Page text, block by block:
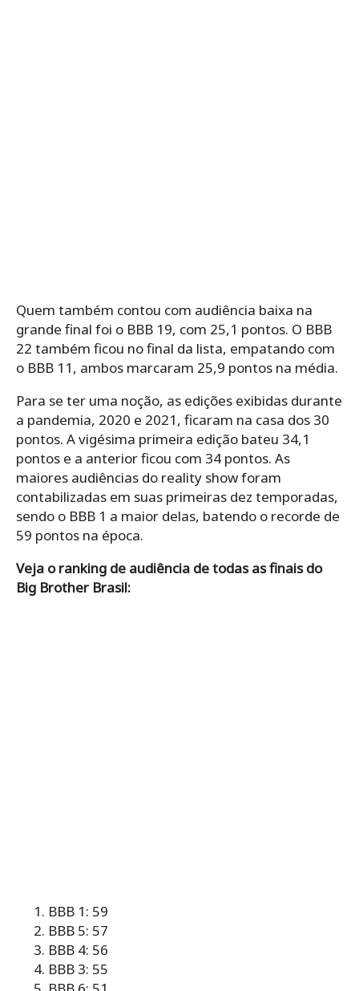
Quem também contou com audiência baixa na
grande final foi o BBB 19, com 25,1 pontos. O BBB
22 também ficou no final da lista, empatando com
o BBB 11, ambos marcaram 25,9 pontos na média.
Para se ter uma noção, as edições exibidas durante
a pandemia, 2020 e 2021, ficaram na casa dos 30
pontos. A vigésima primeira edição bateu 34,1
pontos e a anterior ficou com 34 pontos. As
maiores audiências do reality show foram
contabilizadas em suas primeiras dez temporadas,
sendo o BBB 1 a maior delas, batendo o recorde de
59 pontos na época.
Veja o ranking de audiência de todas as finais do
Big Brother Brasil:
BBB 1: 59
BBB 5: 57
BBB 4: 56
BBB 3: 55